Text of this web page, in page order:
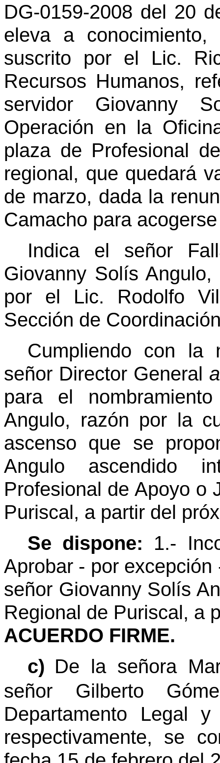
DG-0159-2008 del 20
eleva a conocimiento,
suscrito por el Lic.
Recursos Humanos,
servidor Giovanny
Operación en la
plaza de Profesional
regional, que quedará
de marzo, dada la
Camacho para
Indica el señor
Giovanny Solís
por el Lic. Rodolfo
Sección de
Cumpliendo con la
señor Director General
para el
Angulo, razón por la
ascenso que se
Angulo ascendido
Profesional de Apoyo o
Puriscal, a partir del
Se dispone: 1.-
Aprobar - por
señor Giovanny Solís
Regional de Puriscal, a
ACUERDO FIRME.
c) De la señora
señor Gilberto
Departamento Legal
respectivamente, se